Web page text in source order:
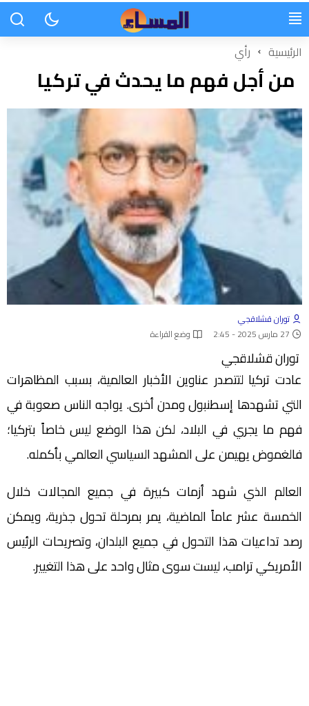
الرئيسية رأي
من أجل فهم ما يحدث في تركيا
توران قشلاقجي
27 مارس 2025 - 2:45
وضع القراءة
توران قشلاقجي
عادت تركيا لتتصدر عناوين الأخبار العالمية، بسبب المظاهرات
التي تشهدها إسطنبول ومدن أخرى. يواجه الناس صعوبة في
فهم ما يجري في البلاد، لكن هذا الوضع ليس خاصاً بتركيا؛
فالغموض يهيمن على المشهد السياسي العالمي بأكمله.
العالم الذي شهد أزمات كبيرة في جميع المجالات خلال
الخمسة عشر عاماً الماضية، يمر بمرحلة تحول جذرية، ويمكن
رصد تداعيات هذا التحول في جميع البلدان، وتصريحات الرئيس
الأمريكي ترامب، ليست سوى مثال واحد على هذا التغيير.